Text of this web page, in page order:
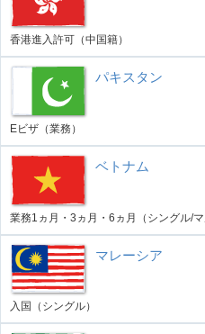
香港進入許可（中国籍）
パキスタン
Eビザ（業務）
ベトナム
業務1ヵ月・3ヵ月・6ヵ月（シングル/
マレーシア
入国（シングル）